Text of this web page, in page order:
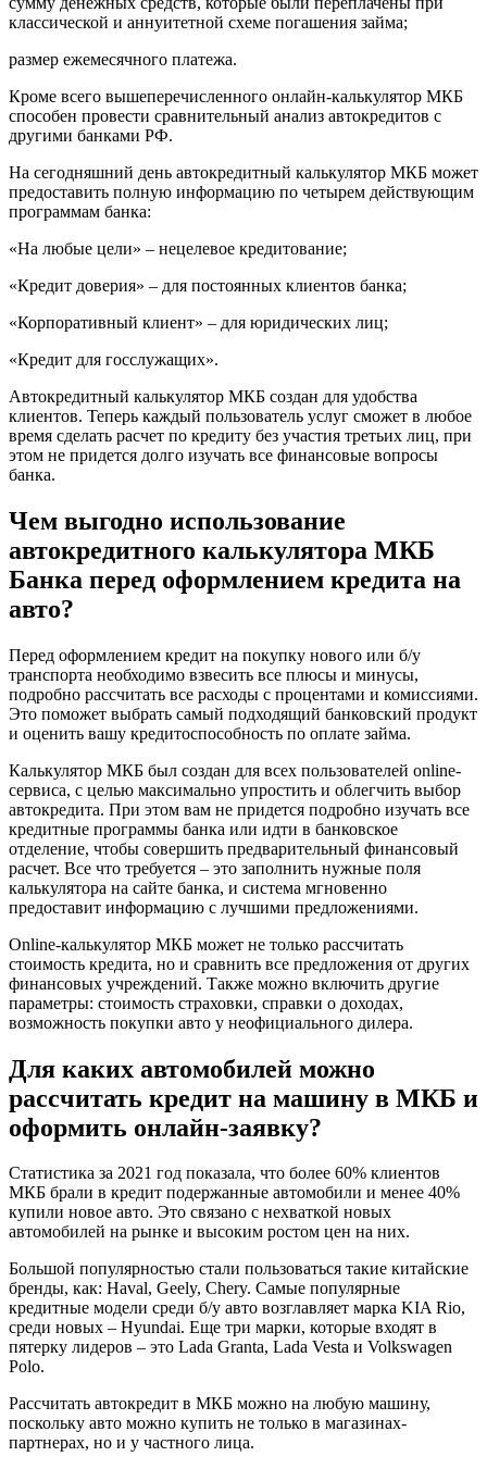
классической и аннуитетной схеме погашения займа;
размер ежемесячного платежа.
Кроме всего вышеперечисленного онлайн-калькулятор МКБ
способен провести сравнительный анализ автокредитов с
другими банками РФ.
На сегодняшний день автокредитный калькулятор МКБ может
предоставить полную информацию по четырем действующим
программам банка:
«На любые цели» – нецелевое кредитование;
«Кредит доверия» – для постоянных клиентов банка;
«Корпоративный клиент» – для юридических лиц;
«Кредит для госслужащих».
Автокредитный калькулятор МКБ создан для удобства
клиентов. Теперь каждый пользователь услуг сможет в любое
время сделать расчет по кредиту без участия третьих лиц, при
этом не придется долго изучать все финансовые вопросы
банка.
Чем выгодно использование
автокредитного калькулятора МКБ
Банка перед оформлением кредита на
авто?
Перед оформлением кредит на покупку нового или б/у
транспорта необходимо взвесить все плюсы и минусы,
подробно рассчитать все расходы с процентами и комиссиями.
Это поможет выбрать самый подходящий банковский продукт
и оценить вашу кредитоспособность по оплате займа.
Калькулятор МКБ был создан для всех пользователей online-
сервиса, с целью максимально упростить и облегчить выбор
автокредита. При этом вам не придется подробно изучать все
кредитные программы банка или идти в банковское
отделение, чтобы совершить предварительный финансовый
расчет. Все что требуется – это заполнить нужные поля
калькулятора на сайте банка, и система мгновенно
предоставит информацию с лучшими предложениями.
Online-калькулятор МКБ может не только рассчитать
стоимость кредита, но и сравнить все предложения от других
финансовых учреждений. Также можно включить другие
параметры: стоимость страховки, справки о доходах,
возможность покупки авто у неофициального дилера.
Для каких автомобилей можно
рассчитать кредит на машину в МКБ и
оформить онлайн-заявку?
Статистика за 2021 год показала, что более 60% клиентов
МКБ брали в кредит подержанные автомобили и менее 40%
купили новое авто. Это связано с нехваткой новых
автомобилей на рынке и высоким ростом цен на них.
Большой популярностью стали пользоваться такие китайские
бренды, как: Haval, Geely, Chery. Самые популярные
кредитные модели среди б/у авто возглавляет марка KIA Rio,
среди новых – Hyundai. Еще три марки, которые входят в
пятерку лидеров – это Lada Granta, Lada Vesta и Volkswagen
Polo.
Рассчитать автокредит в МКБ можно на любую машину,
поскольку авто можно купить не только в магазинах-
партнерах, но и у частного лица.